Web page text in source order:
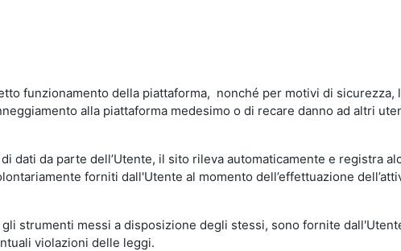
funzionamento della piattaforma, nonché per motivi di
alla piattaforma medesimo o di recare danno ad altri
da parte dell’Utente, il sito rileva automaticamente e registra
forniti dall'Utente al momento dell’effettuazione
strumenti messi a disposizione degli stessi, sono fornite
violazioni delle leggi.